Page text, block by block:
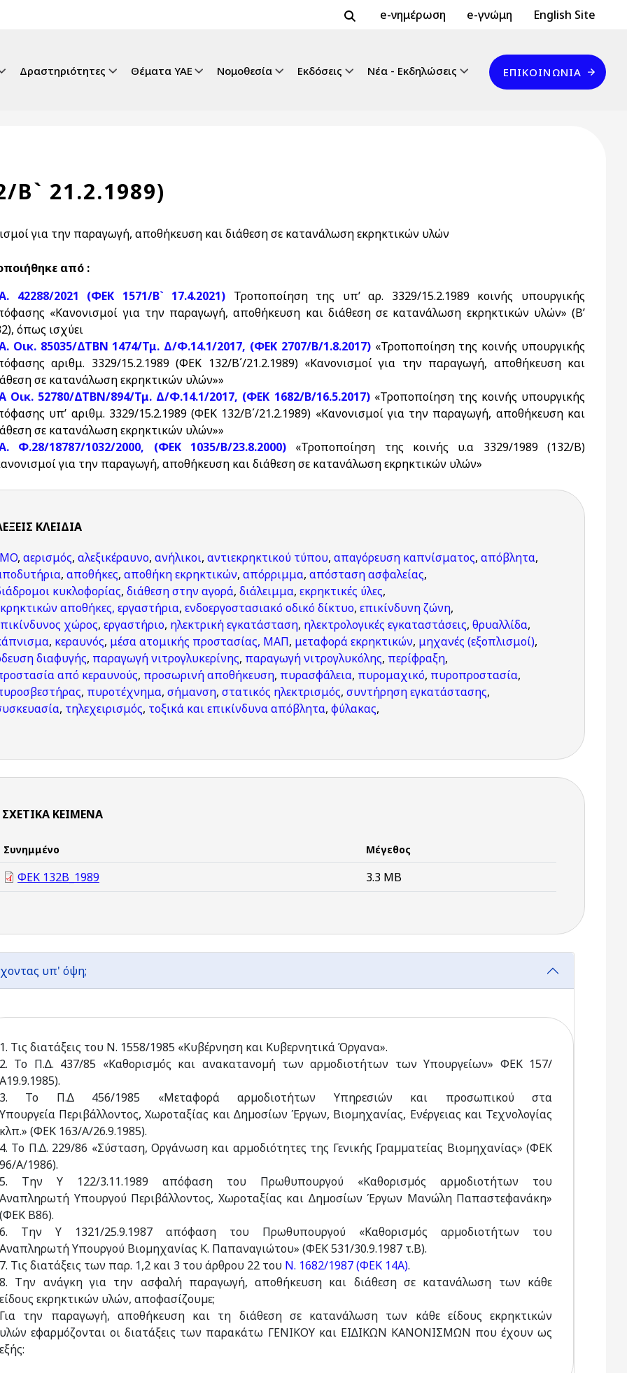
Header Top 2
e-νημέρωση e-γνώμη Header Top
English Site
Δραστηριότητες Θέματα ΥΑΕ Νομοθεσία Εκδόσεις Νέα - Εκδηλώσεις
Επικοινωνία
ΕΠΙΚΟΙΝΩΝΊΑ
Β` 21.2.1989)
για την παραγωγή, αποθήκευση και διάθεση σε κατανάλωση εκρηκτικών υλών
από :
42288/2021 (ΦΕΚ 1571/Β` 17.4.2021) Τροποποίηση της υπ’ αρ. 3329/15.2.1989 κοινής υπουργικής
«Κανονισμοί για την παραγωγή, αποθήκευση και διάθεση σε κατανάλωση εκρηκτικών υλών» (Β’
όπως ισχύει
Οικ. 85035/ΔΤΒΝ 1474/Τμ. Δ/Φ.14.1/2017, (ΦΕΚ 2707/Β/1.8.2017) «Τροποποίηση της κοινής υπουργικής
αριθμ. 3329/15.2.1989 (ΦΕΚ 132/Β΄/21.2.1989) «Κανονισμοί για την παραγωγή, αποθήκευση και
σε κατανάλωση εκρηκτικών υλών»»
Οικ. 52780/ΔΤΒΝ/894/Τμ. Δ/Φ.14.1/2017, (ΦΕΚ 1682/Β/16.5.2017) «Τροποποίηση της κοινής υπουργικής
υπ’ αριθμ. 3329/15.2.1989 (ΦΕΚ 132/Β΄/21.2.1989) «Κανονισμοί για την παραγωγή, αποθήκευση και
σε κατανάλωση εκρηκτικών υλών»»
Φ.28/18787/1032/2000, (ΦΕΚ 1035/Β/23.8.2000) «Τροποποίηση της κοινής υ.α 3329/1989 (132/Β)
για την παραγωγή, αποθήκευση και διάθεση σε κατανάλωση εκρηκτικών υλών»
KΛΕΙΔΙΆ
, αερισμός, αλεξικέραυνο, ανήλικοι, αντιεκρηκτικού τύπου, απαγόρευση καπνίσματος, απόβλητα,
, αποθήκες, αποθήκη εκρηκτικών, απόρριμμα, απόσταση ασφαλείας,
κυκλοφορίας, διάθεση στην αγορά, διάλειμμα, εκρηκτικές ύλες,
αποθήκες, εργαστήρια, ενδοεργοστασιακό οδικό δίκτυο, επικίνδυνη ζώνη,
χώρος, εργαστήριο, ηλεκτρική εγκατάσταση, ηλεκτρολογικές εγκαταστάσεις, θρυαλλίδα,
, κεραυνός, μέσα ατομικής προστασίας, ΜΑΠ, μεταφορά εκρηκτικών, μηχανές (εξοπλισμοί),
διαφυγής, παραγωγή νιτρογλυκερίνης, παραγωγή νιτρογλυκόλης, περίφραξη,
από κεραυνούς, προσωρινή αποθήκευση, πυρασφάλεια, πυρομαχικό, πυροπροστασία,
, πυροτέχνημα, σήμανση, στατικός ηλεκτρισμός, συντήρηση εγκατάστασης,
, τηλεχειρισμός, τοξικά και επικίνδυνα απόβλητα, φύλακας,
ΣΧΕΤΙΚΆ ΚΕΊΜΕΝΑ
Συνημμένο Μέγεθος
ΦΕΚ 132Β_1989 3.3 MB
υπ' όψη;
1. Τις διατάξεις του Ν. 1558/1985 «Κυβέρνηση και Κυβερνητικά Όργανα».
2. Το Π.∆. 437/85 «Καθορισµός και ανακατανοµή των αρµοδιοτήτων των Υπουργείων» ΦΕΚ 157/
Α19.9.1985).
3. Το Π.∆ 456/1985 «Μεταφορά αρµοδιοτήτων Υπηρεσιών και προσωπικού στα
Υπουργεία Περιβάλλοντος, Χωροταξίας και ∆ηµοσίων Έργων, Βιοµηχανίας, Ενέργειας και Τεχνολογίας
κλπ.» (ΦΕΚ 163/Α/26.9.1985).
4. Το Π.∆. 229/86 «Σύσταση, Οργάνωση και αρµοδιότητες της Γενικής Γραµµατείας Βιοµηχανίας» (ΦΕΚ
96/Α/1986).
5. Την Υ 122/3.11.1989 απόφαση του Πρωθυπουργού «Καθορισµός αρµοδιοτήτων του
Αναπληρωτή Υπουργού Περιβάλλοντος, Χωροταξίας και ∆ηµοσίων Έργων Μανώλη Παπαστεφανάκη»
(ΦΕΚ Β86).
6. Την Υ 1321/25.9.1987 απόφαση του Πρωθυπουργού «Καθορισµός αρµοδιοτήτων του
Αναπληρωτή Υπουργού Βιοµηχανίας Κ. Παπαναγιώτου» (ΦΕΚ 531/30.9.1987 τ.Β).
7. Τις διατάξεις των παρ. 1,2 και 3 του άρθρου 22 του Ν. 1682/1987 (ΦΕΚ 14Α).
8. Την ανάγκη για την ασφαλή παραγωγή, αποθήκευση και διάθεση σε κατανάλωση των κάθε
είδους εκρηκτικών υλών, αποφασίζουµε;
Για την παραγωγή, αποθήκευση και τη διάθεση σε κατανάλωση των κάθε είδους εκρηκτικών
υλών εφαρµόζονται οι διατάξεις των παρακάτω ΓΕΝΙΚΟΥ και ΕΙ∆ΙΚΩΝ ΚΑΝΟΝΙΣΜΩΝ που έχουν ως
εξής: